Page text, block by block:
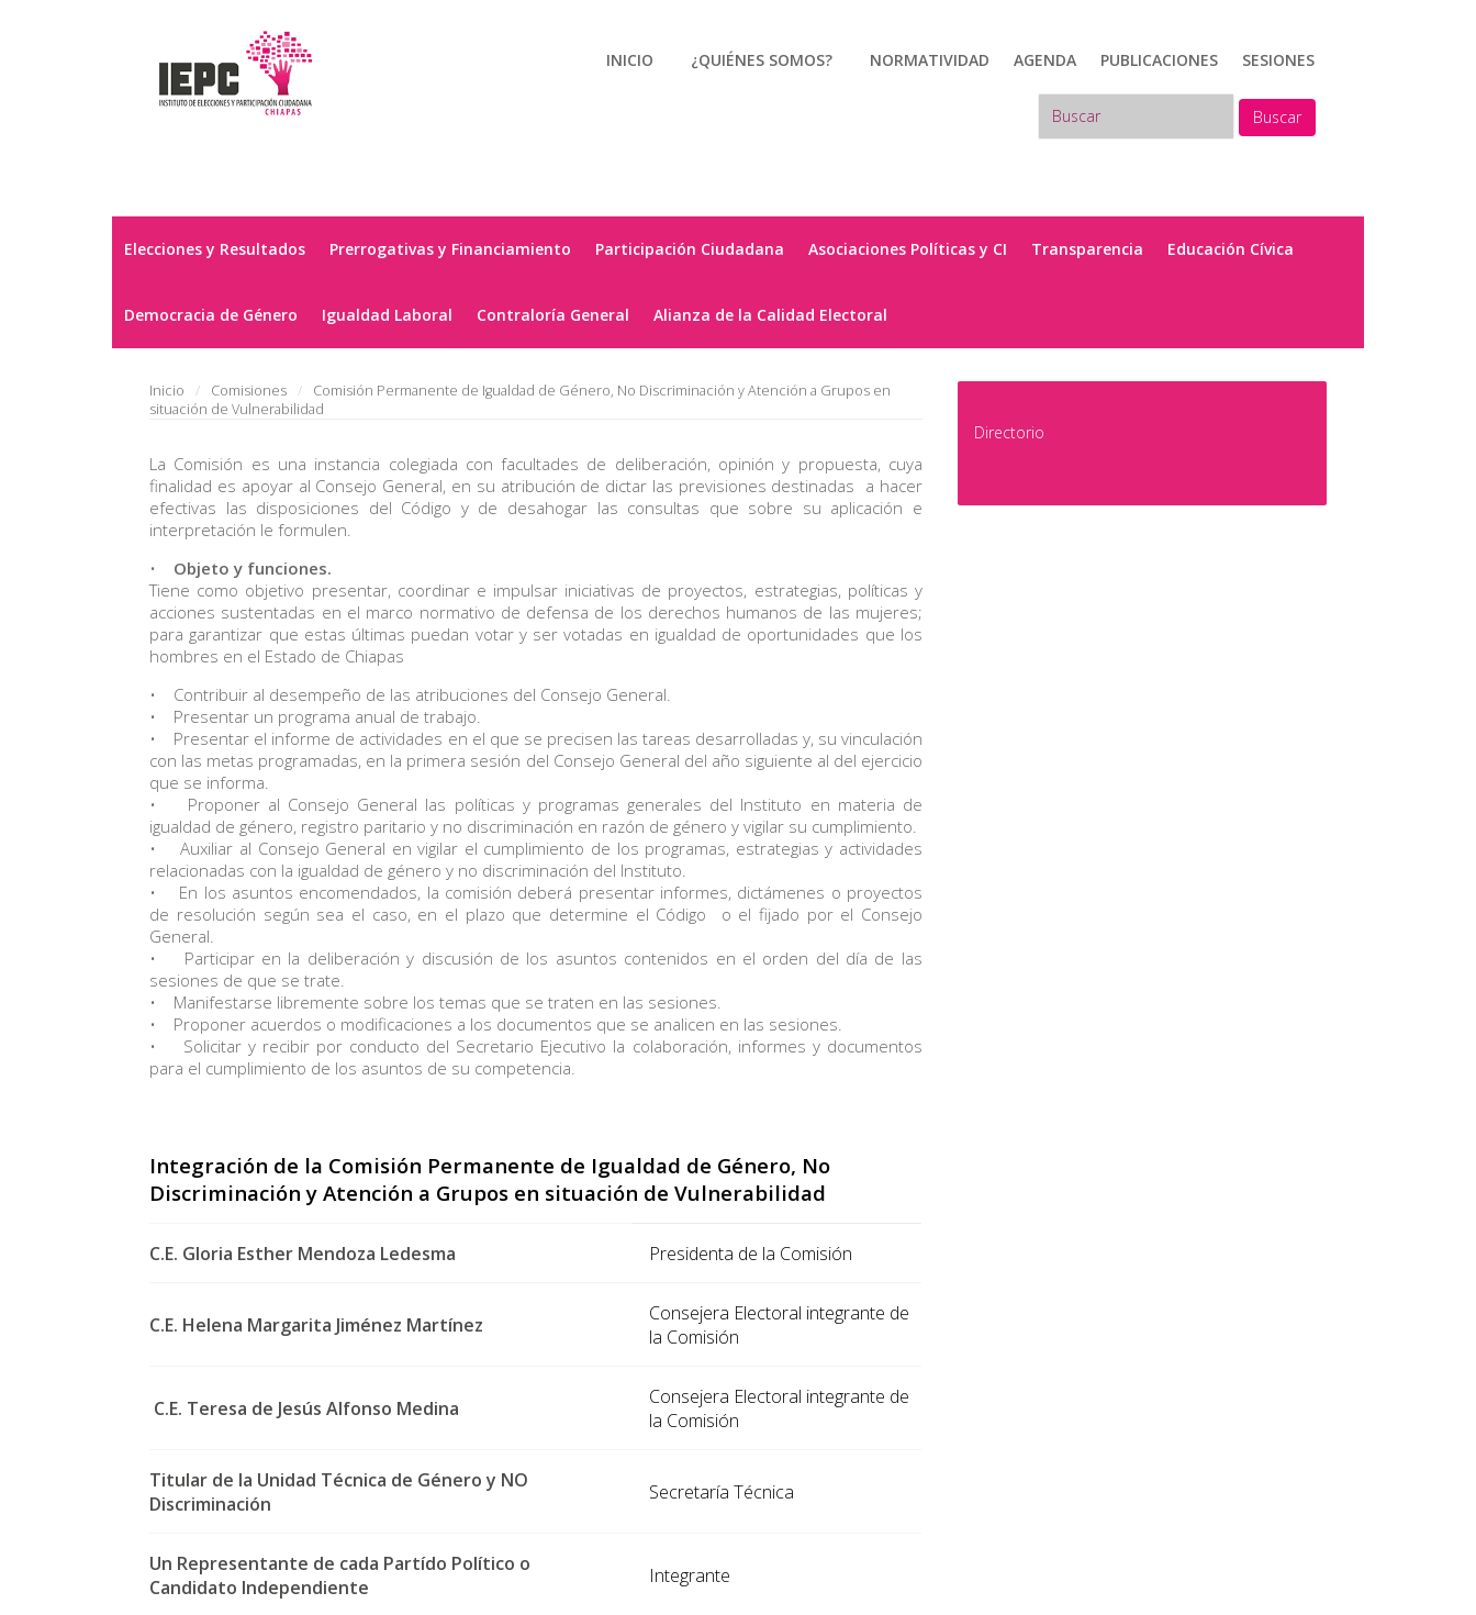
INICIO ¿QUIÉNES SOMOS? NORMATIVIDAD AGENDA PUBLICACIONES SESIONES
Buscar
Elecciones y Resultados Prerrogativas y Financiamiento Participación Ciudadana Asociaciones Políticas y CI Transparencia Educación Cívica
Democracia de Género Igualdad Laboral Contraloría General Alianza de la Calidad Electoral
Inicio Comisiones
Comisión Permanente de Igualdad de Género, No Discriminación y Atención a Grupos en
situación de Vulnerabilidad
La Comisión es una instancia colegiada con facultades de deliberación, opinión y propuesta, cuya
finalidad es apoyar al Consejo General, en su atribución de dictar las previsiones destinadas a hacer
efectivas las disposiciones del Código y de desahogar las consultas que sobre su aplicación e
interpretación le formulen.
• Objeto y funciones.
Tiene como objetivo presentar, coordinar e impulsar iniciativas de proyectos, estrategias, políticas y
acciones sustentadas en el marco normativo de defensa de los derechos humanos de las mujeres;
para garantizar que estas últimas puedan votar y ser votadas en igualdad de oportunidades que los
hombres en el Estado de Chiapas
• Contribuir al desempeño de las atribuciones del Consejo General.
• Presentar un programa anual de trabajo.
• Presentar el informe de actividades en el que se precisen las tareas desarrolladas y, su vinculación
con las metas programadas, en la primera sesión del Consejo General del año siguiente al del ejercicio
que se informa.
• Proponer al Consejo General las políticas y programas generales del Instituto en materia de
igualdad de género, registro paritario y no discriminación en razón de género y vigilar su cumplimiento.
• Auxiliar al Consejo General en vigilar el cumplimiento de los programas, estrategias y actividades
relacionadas con la igualdad de género y no discriminación del Instituto.
• En los asuntos encomendados, la comisión deberá presentar informes, dictámenes o proyectos
de resolución según sea el caso, en el plazo que determine el Código o el fijado por el Consejo
General.
• Participar en la deliberación y discusión de los asuntos contenidos en el orden del día de las
sesiones de que se trate.
• Manifestarse libremente sobre los temas que se traten en las sesiones.
• Proponer acuerdos o modificaciones a los documentos que se analicen en las sesiones.
• Solicitar y recibir por conducto del Secretario Ejecutivo la colaboración, informes y documentos
para el cumplimiento de los asuntos de su competencia.
Integración de la Comisión Permanente de Igualdad de Género, No
Discriminación y Atención a Grupos en situación de Vulnerabilidad
C.E. Gloria Esther Mendoza Ledesma Presidenta de la Comisión
C.E. Helena Margarita Jiménez Martínez
Consejera Electoral integrante de
la Comisión
C.E. Teresa de Jesús Alfonso Medina
Consejera Electoral integrante de
la Comisión
Titular de la Unidad Técnica de Género y NO
Discriminación
Secretaría Técnica
Un Representante de cada Partído Político o
Candidato Independiente
Integrante
Directorio